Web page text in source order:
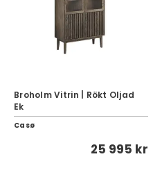
Broholm Vitrin | Rökt Oljad
Ek
Casø
25 995 kr